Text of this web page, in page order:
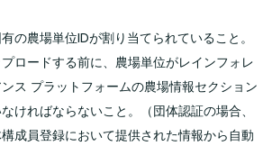
の農場単位IDが割り当てられていること。
ロードする前に、農場単位がレインフォレ
ス プラットフォームの農場情報セクション
ければならないこと。（団体認証の場合、
成員登録において提供された情報から自動